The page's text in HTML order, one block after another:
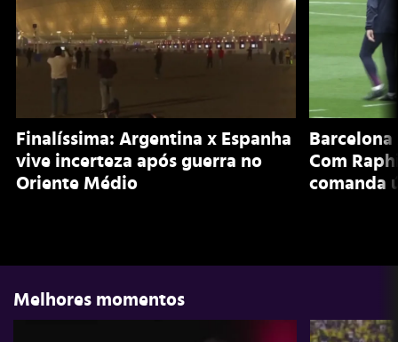
Finalíssima: Argentina x Espanha
vive incerteza após guerra no
Oriente Médio
Com
comanda
Melhores momentos